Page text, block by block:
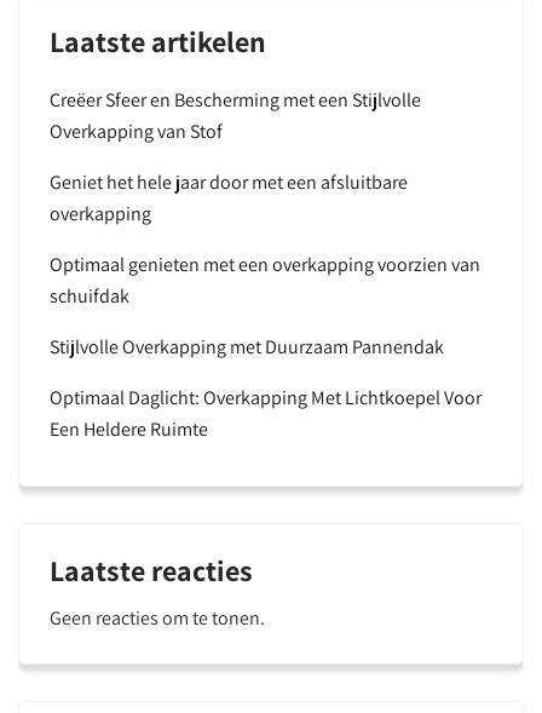
Laatste artikelen
Creëer Sfeer en Bescherming met een Stijlvolle
Overkapping van Stof
Geniet het hele jaar door met een afsluitbare
overkapping
Optimaal genieten met een overkapping voorzien van
schuifdak
Stijlvolle Overkapping met Duurzaam Pannendak
Optimaal Daglicht: Overkapping Met Lichtkoepel Voor
Een Heldere Ruimte
Laatste reacties
Geen reacties om te tonen.